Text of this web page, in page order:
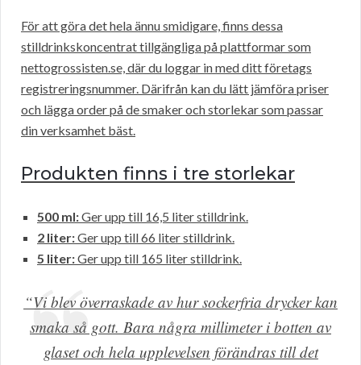
För att göra det hela ännu smidigare, finns dessa
stilldrinkskoncentrat tillgängliga på plattformar som
nettogrossisten.se, där du loggar in med ditt företags
registreringsnummer. Därifrån kan du lätt jämföra priser
och lägga order på de smaker och storlekar som passar
din verksamhet bäst.
Produkten finns i tre storlekar
500 ml:Ger upp till 16,5 liter stilldrink.
2 liter:Ger upp till 66 liter stilldrink.
5 liter:Ger upp till 165 liter stilldrink.
“Vi blev överraskade av hur sockerfria drycker kan
smaka så gott. Bara några millimeter i botten av
glaset och hela upplevelsen förändras till det